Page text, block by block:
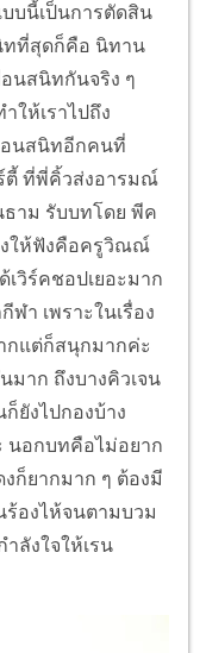
บบนี้เป็นการตัดสิน
ที่สุดก็คือ นิทาน
อนสนิทกันจริง ๆ
ให้เราไปถึง
นสนิทอีกคนที่
ตี้ ที่พี่คิ้วส่งอารมณ์
ธาม รับบทโดย พีค
งให้ฟังคือครูวิณณ์
วิร์คชอปเยอะมาก
า เพราะในเรื่อง
กแต่ก็สนุกมากค่ะ
าก ถึงบางคิวเจน
ก็ยังไปกองบ้าง
นอกบทคือไม่อยาก
งก็ยากมาก ๆ ต้องมี
องไห้จนตามบวม
ลังใจให้เรน